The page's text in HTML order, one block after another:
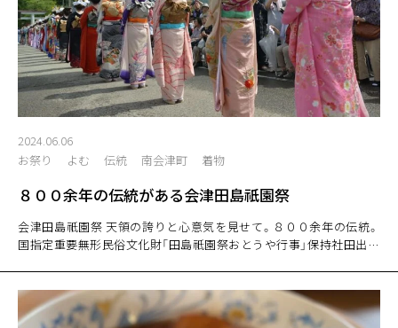
2024.06.06
お祭り
よむ 伝統 南会津町 着物
８００余年の伝統がある会津田島祇園祭
会津田島祇園祭 天領の誇りと心意気を見せて。８００余年の伝統。
国指定重要無形民俗文化財「田島祇園祭おとうや行事」保持社田出宇